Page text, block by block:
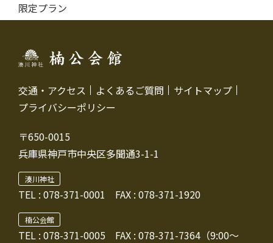
限定プラン
交通・アクセス よくあるご質問
サイトマップ
プライバシーポリシー
〒650-0015
兵庫県神戸市中央区多聞通3-1-1
湊川神社
TEL : 078-371-0001 FAX : 078-371-1920
楠公会館
TEL : 078-371-0005 FAX : 078-371-7364（9:00～